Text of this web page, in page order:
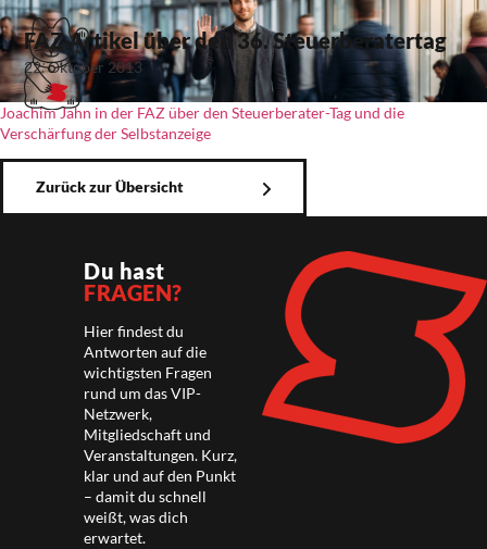
FAZ-Artikel über den 36. Steuerberatertag
22. Oktober 2013
Joachim Jahn in der FAZ über den Steuerberater-Tag und die
Verschärfung der Selbstanzeige
Zurück zur Übersicht
Du hast
FRAGEN?
Hier findest du
Antworten auf die
wichtigsten Fragen
rund um das VIP-
Netzwerk,
Mitgliedschaft und
Veranstaltungen. Kurz,
klar und auf den Punkt
– damit du schnell
weißt, was dich
erwartet.